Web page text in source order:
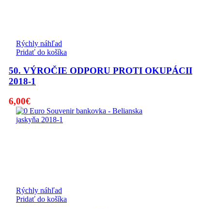
Rýchly náhľad
Pridať do košíka
50. VÝROČIE ODPORU PROTI OKUPÁCII
2018-1
6,00€
Rýchly náhľad
Pridať do košíka